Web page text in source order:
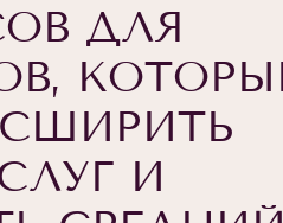
ДЛЯ
И